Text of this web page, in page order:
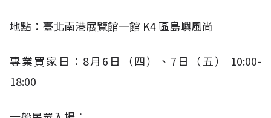
地點：臺北南港展覽館一館 K4區島嶼風尚
專業買家日： 8月 6 日（四）、 7 日（五）
10:00-
18:00​